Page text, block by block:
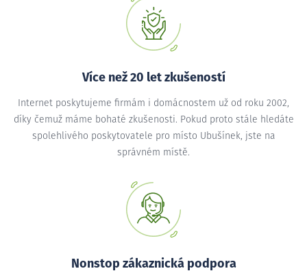
Více než 20 let zkušeností
Internet poskytujeme firmám i domácnostem už od roku 2002,
díky čemuž máme bohaté zkušenosti. Pokud proto stále hledáte
spolehlivého poskytovatele pro místo Ubušínek, jste na
správném místě.
Nonstop zákaznická podpora